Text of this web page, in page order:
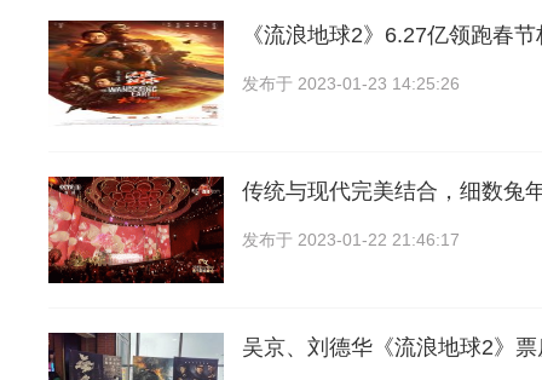
《流浪地球2》6.27亿领跑春
发布于 2023-01-23 14:25:26
传统与现代完美结合，细数兔
发布于 2023-01-22 21:46:17
吴京、刘德华《流浪地球2》